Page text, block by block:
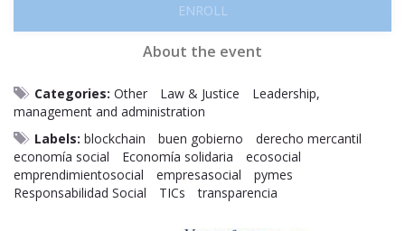
ENROLL
About the event
Categories: Other Law & Justice
Leadership,
management and administration
Labels: blockchain buen gobierno
derecho mercantil
economía social
Economía solidaria
ecosocial
emprendimientosocial
empresasocial
pymes
Responsabilidad Social
TICs transparencia